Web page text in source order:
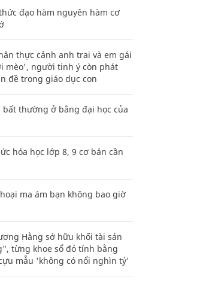
đạo hàm nguyên hàm cơ
thực cảnh anh trai và em gái
mèo', người tinh ý còn phát
đề trong giáo dục con
bất thường ở bằng đại học của
hóa học lớp 8, 9 cơ bản cần
ma ám bạn không bao giờ
Hằng sở hữu khối tài sản
từng khoe sổ đỏ tính bằng
mẫu 'không có nổi nghìn tỷ'